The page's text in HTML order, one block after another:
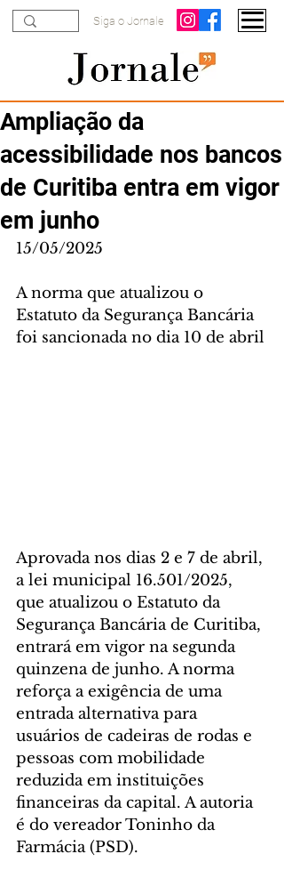
Siga o Jornale
Ampliação da
acessibilidade nos bancos
de Curitiba entra em vigor
em junho
15/05/2025
A norma que atualizou o
Estatuto da Segurança Bancária
foi sancionada no dia 10 de abril
Aprovada nos dias 2 e 7 de abril,
a lei municipal 16.501/2025,
que atualizou o Estatuto da
Segurança Bancária de Curitiba,
entrará em vigor na segunda
quinzena de junho. A norma
reforça a exigência de uma
entrada alternativa para
usuários de cadeiras de rodas e
pessoas com mobilidade
reduzida em instituições
financeiras da capital. A autoria
é do vereador Toninho da
Farmácia (PSD).